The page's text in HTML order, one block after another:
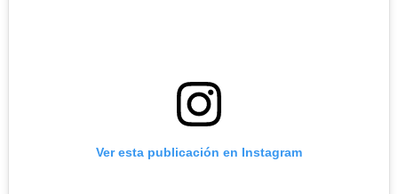
Ver esta publicación en Instagram